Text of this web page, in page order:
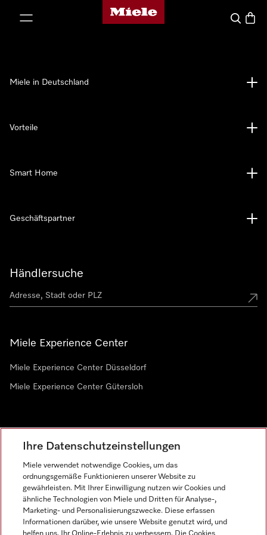
Miele-Homepage
Suche
Händlersuche
Miele Experience Center
Miele Experience Center Düsseldorf
Miele Experience Center Gütersloh
Miele in Deutschland
Vorteile
Smart Home
Geschäftspartner
Ihre Datenschutzeinstellungen
Miele verwendet notwendige Cookies, um das
ordnungsgemäße Funktionieren unserer Website zu
gewährleisten. Mit Ihrer Einwilligung nutzen wir Cookies und
ähnliche Technologien von Miele und Dritten für Analyse-,
Marketing- und Personalisierungszwecke. Diese erfassen
Informationen darüber, wie unsere Website genutzt wird, und